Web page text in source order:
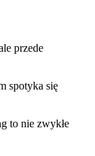
przede
spotyka się
to nie zwykłe